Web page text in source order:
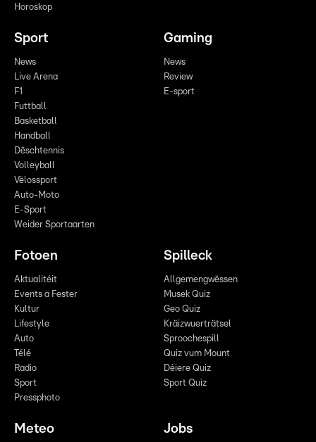
Horoskop
Sport
News
Live Arena
F1
Futtball
Basketball
Handball
Dëschtennis
Volleyball
Vëlossport
Auto-Moto
E-Sport
Weider Sportaarten
Gaming
News
Review
E-sport
Fotoen
Aktualitéit
Events a Fester
Kultur
Lifestyle
Auto
Télé
Radio
Sport
Pressphoto
Spilleck
Allgemengwëssen
Musek Quiz
Geo Quiz
Kräizwuerträtsel
Sproochespill
Quiz vum Mount
Déiere Quiz
Sport Quiz
Meteo Jobs